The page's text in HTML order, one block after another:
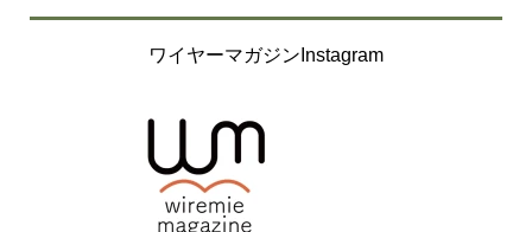
ワイヤーマガジンInstagram